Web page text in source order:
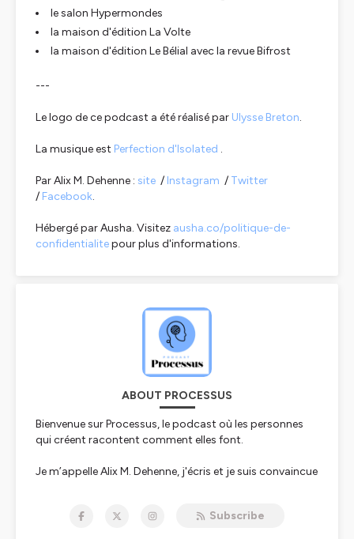
le salon Hypermondes
la maison d'édition La Volte
la maison d'édition Le Bélial avec la revue Bifrost
---
Le logo de ce podcast a été réalisé par Ulysse Breton.
La musique est Perfection d'Isolated .
Par Alix M. Dehenne : site / Instagram / Twitter
/ Facebook.
Hébergé par Ausha. Visitez ausha.co/politique-de-
confidentialitepour plus d'informations.
ABOUT PROCESSUS
Bienvenue sur Processus, le podcast où les personnes
qui créent racontent comment elles font.
Je m’appelle Alix M. Dehenne, j'écris et je suis convaincue
Subscribe